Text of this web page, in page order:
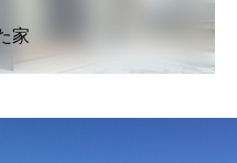
む無垢の家